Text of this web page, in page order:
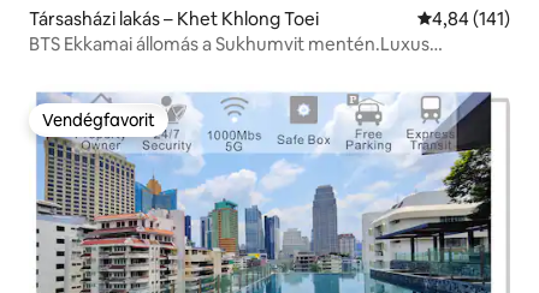
Társasházi lakás – Khet Khlong Toei Átlagos
4,84 (141)
BTS Ekkamai állomás a Sukhumvit mentén.Luxus
bevásárlóközpont, szupermarket/Pattaya Keleti
Buszpályaudvar +4
Vendégfavorit
Vendégfavorit